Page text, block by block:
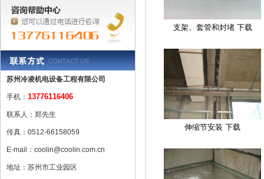
苏州冷凌机电设备工程有限公司
手机： 13776116406
联系人：郑先生
传真：0512-66158059
E-mail：coolin@coolin.com.cn
地址：苏州市工业园区
支架、套管和封堵 下载
伸缩节安装 下载